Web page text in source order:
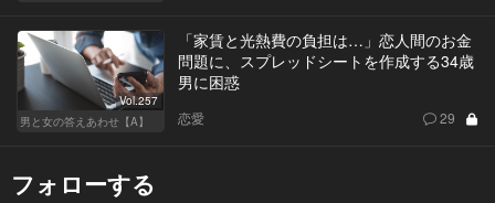
Vol.257
男と女の答えあわせ【A】
「家賃と光熱費の負担は…」恋人間のお金
問題に、スプレッドシートを作成する34歳
男に困惑
恋愛 29
フォローする